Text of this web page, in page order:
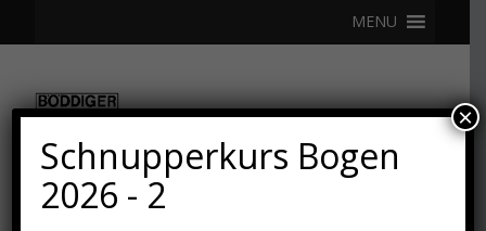
MENU
Schnupperkurs Bogen
2026 - 2
×